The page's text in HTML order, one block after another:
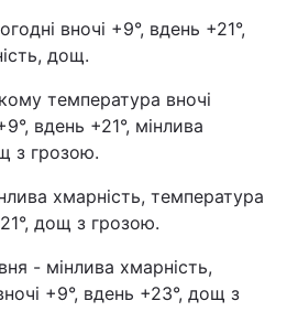
вночі +9°, вдень +21°,
дощ.
температура вночі
вдень +21°, мінлива
з грозою.
хмарність, температура
дощ з грозою.
- мінлива хмарність,
+9°, вдень +23°, дощ з